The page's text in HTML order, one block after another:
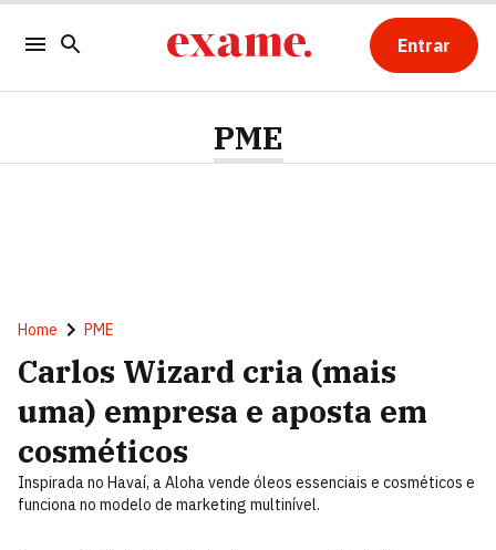
Entrar
PME
Home PME
Carlos Wizard cria (mais
uma) empresa e aposta em
cosméticos
Inspirada no Havaí, a Aloha vende óleos essenciais e cosméticos e
funciona no modelo de marketing multinível.